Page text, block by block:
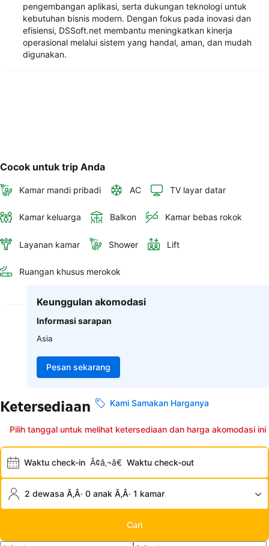
pengembangan aplikasi, serta dukungan teknologi untuk
kebutuhan bisnis modern. Dengan fokus pada inovasi dan
efisiensi, DSSoft.net membantu meningkatkan kinerja
operasional melalui sistem yang handal, aman, dan mudah
digunakan.
Cocok untuk trip Anda
Kamar mandi pribadi AC TV layar datar
Kamar keluarga Balkon Kamar bebas rokok
Layanan kamar Shower Lift
Ruangan khusus merokok
Keunggulan akomodasi
Informasi sarapan
Asia
Pesan sekarang
Ketersediaan Kami Samakan Harganya
Pilih tanggal untuk melihat ketersediaan dan harga akomodasi ini
Waktu check-in Ã¢â‚¬â€ Waktu check-out
2 dewasa Ã‚Â· 0 anak Ã‚Â· 1 kamar
Cari